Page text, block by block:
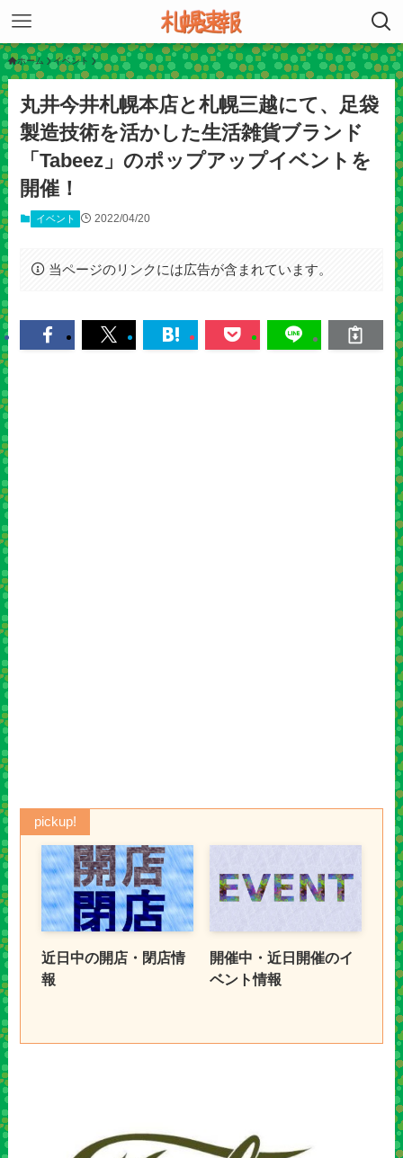
ホーム イベント
丸井今井札幌本店と札幌三越にて、足袋
製造技術を活かした生活雑貨ブランド
「Tabeez」のポップアップイベントを
開催！
イベント 2022/04/20
当ページのリンクには広告が含まれています。
pickup!
近日中の開店・閉店情
報
開催中・近日開催のイ
ベント情報